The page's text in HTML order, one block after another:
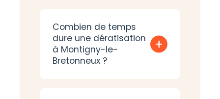
Combien de temps
dure une dératisation
à Montigny-le-
Bretonneux ?
+